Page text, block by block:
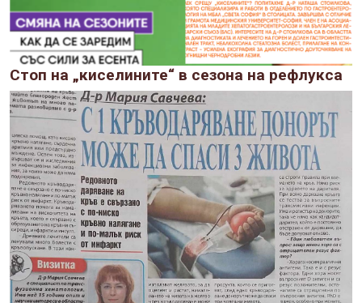
Стоп на „киселините“ в сезона на рефлукса